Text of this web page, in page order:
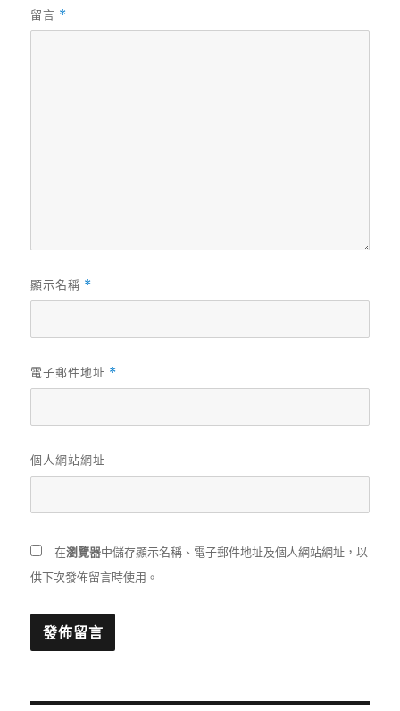
留言 *
顯示名稱 *
電子郵件地址 *
個人網站網址
在瀏覽器中儲存顯示名稱、電子郵件地址及個人網站網址，以
供下次發佈留言時使用。